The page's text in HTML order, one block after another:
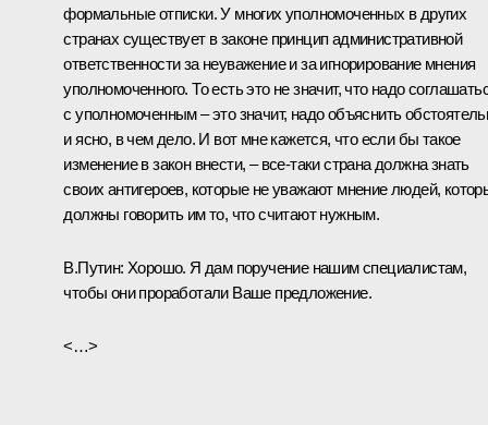
формальные отписки. У многих уполномоченных в других
странах существует в законе принцип административной
ответственности за неуважение и за игнорирование мнения
уполномоченного. То есть это не значит, что надо
с уполномоченным – это значит, надо объяснить
и ясно, в чем дело. И вот мне кажется, что если бы такое
изменение в закон внести, – все‑таки страна должна знать
своих антигероев, которые не уважают мнение людей,
должны говорить им то, что считают нужным.
В.Путин: Хорошо. Я дам поручение нашим специалистам,
чтобы они проработали Ваше предложение.
<…>